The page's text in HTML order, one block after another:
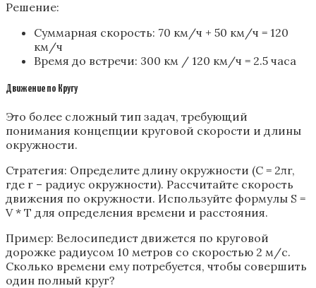
Решение:
Суммарная скорость: 70 км/ч + 50 км/ч = 120
км/ч
Время до встречи: 300 км / 120 км/ч = 2.5 часа
Движение по Кругу
Это более сложный тип задач, требующий
понимания концепции круговой скорости и длины
окружности.
Стратегия: Определите длину окружности (C = 2πr,
где r – радиус окружности). Рассчитайте скорость
движения по окружности. Используйте формулы S =
V * T для определения времени и расстояния.
Пример: Велосипедист движется по круговой
дорожке радиусом 10 метров со скоростью 2 м/с.
Сколько времени ему потребуется, чтобы совершить
один полный круг?